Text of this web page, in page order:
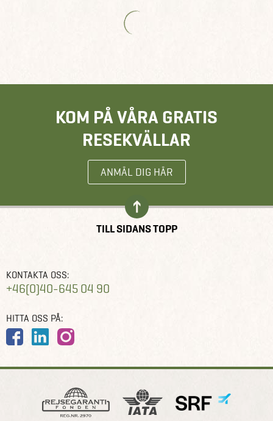
KOM PÅ VÅRA GRATIS
RESEKVÄLLAR
ANMÄL DIG HÄR
TILL SIDANS TOPP
KONTAKTA OSS:
+46(0)40-645 04 90
HITTA OSS PÅ: